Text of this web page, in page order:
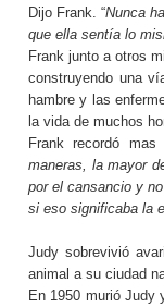
Dijo Frank. “Nunca
que ella sentía lo
Frank junto a otros
construyendo una
hambre y las
la vida de muchos
Frank recordó mas
maneras, la mayor
por el cansancio y
si eso significaba la
Judy sobrevivió
animal a su ciudad
En 1950 murió Judy